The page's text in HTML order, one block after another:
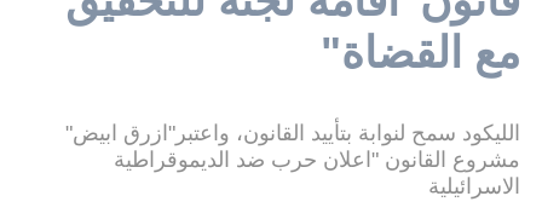
مع القضاة"
الليكود سمح لنوابة بتأييد القانون، واعتبر"ازرق ابيض"
مشروع القانون "اعلان حرب ضد الديموقراطية
الاسرائيلية